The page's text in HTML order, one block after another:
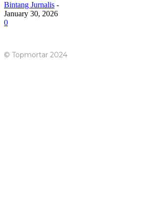
Bintang Jurnalis -
January 30, 2026
0
© Topmortar 2024